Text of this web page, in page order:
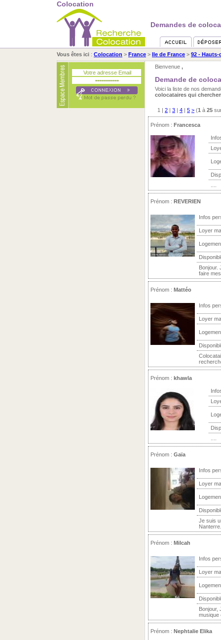
Colocation
Demandes de
Vous êtes ici : Colocation > France > Ile de France > 92 - Hauts-
Bienvenue ,
Demande de
Voici la liste de nos
colocataires qui
1 | 2 | 3 | 4 | 5 > (1 à 25
Prénom : Francesca
Prénom : REVERIEN
Infos
Loyer
Bonjour.
faire
Prénom : Mattéo
Infos
Loyer
Prénom : khawla
Prénom : Gaïa
Infos
Loyer
Je suis
Prénom : Milcah
Infos
Loyer
Bonjour,
musique
Prénom : Nephtalie Elika